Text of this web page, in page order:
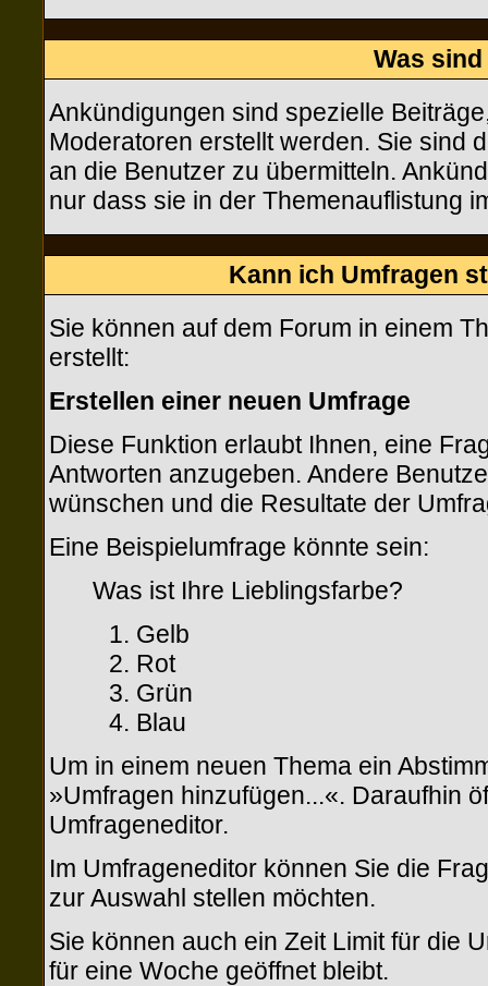
Was
Ankündigungen sind spezielle
Moderatoren erstellt werden. Sie sind
an die Benutzer zu übermitteln.
nur dass sie in der Themenauflistung
Kann ich Umfragen
Sie können auf dem Forum in einem
erstellt:
Erstellen einer neuen Umfrage
Diese Funktion erlaubt Ihnen, eine
Antworten anzugeben. Andere
wünschen und die Resultate der
Eine Beispielumfrage könnte sein:
Was ist Ihre Lieblingsfarbe?
Gelb
Rot
Grün
Blau
Um in einem neuen Thema ein
»Umfragen hinzufügen...«. Daraufhin
Umfrageneditor.
Im Umfrageneditor können Sie die
zur Auswahl stellen möchten.
Sie können auch ein Zeit Limit für die
für eine Woche geöffnet bleibt.